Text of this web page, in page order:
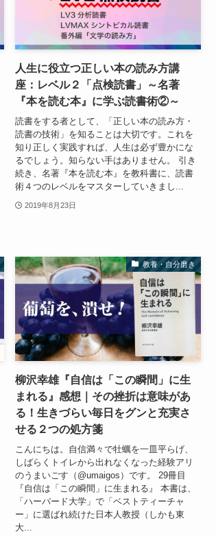
人生に役立つ正しい本の読み方講
座：レベル２「点検読書」～名著
『本を読む本』に学ぶ読書術②～
読書をする者として、「正しい本の読み方・
読書の技術」を知ることは大切です。これを
知り正しく実践すれば、人生は必ず豊かにな
るでしょう。知らない手はありません。 引き
続き、名著『本を読む本』を教科書に、読書
術４つのレベルをマスターしていきまし...
2019年8月23日
教養・自分磨き
柳沢幸雄『自信は「この瞬間」に生
まれる』感想｜その挫折は意味があ
る！生きづらい毎日をグンと充実さ
せる２つの処方箋
こんにちは。自信満々で牡蠣を一皿平らげ、
しばらくトイレから出れなくなった経験アリ
のうまいごす（@umaigos）です。 29冊目
『自信は「この瞬間」に生まれる』 本書は、
「ハーバード大学」で「ベストティーチャ
ー」に選ばれ続けた日本人教授（しかも東
大...